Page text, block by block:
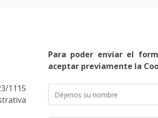
1115
Para poder enviar el
aceptar previamente la